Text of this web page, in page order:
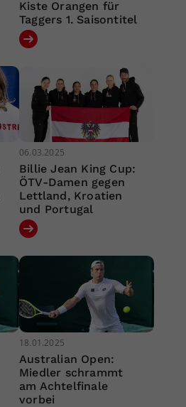
Kiste Orangen für
Taggers 1. Saisontitel
06.03.2025
Billie Jean King Cup:
ÖTV-Damen gegen
Lettland, Kroatien
und Portugal
18.01.2025
Australian Open:
Miedler schrammt
am Achtelfinale
vorbei